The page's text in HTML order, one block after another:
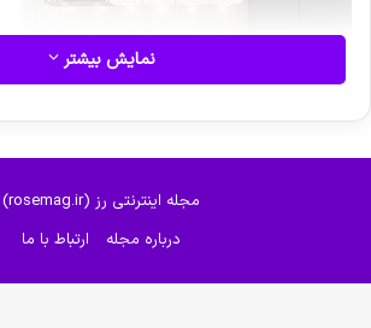
میشن خطوط معماری که قالب اوقات
منحنی ثبت بشن که از ایرادات کار شمرده
نمایش بیشتر
مجله اینترنتی رز (rosemag.ir)
درباره مجله
ارتباط با ما